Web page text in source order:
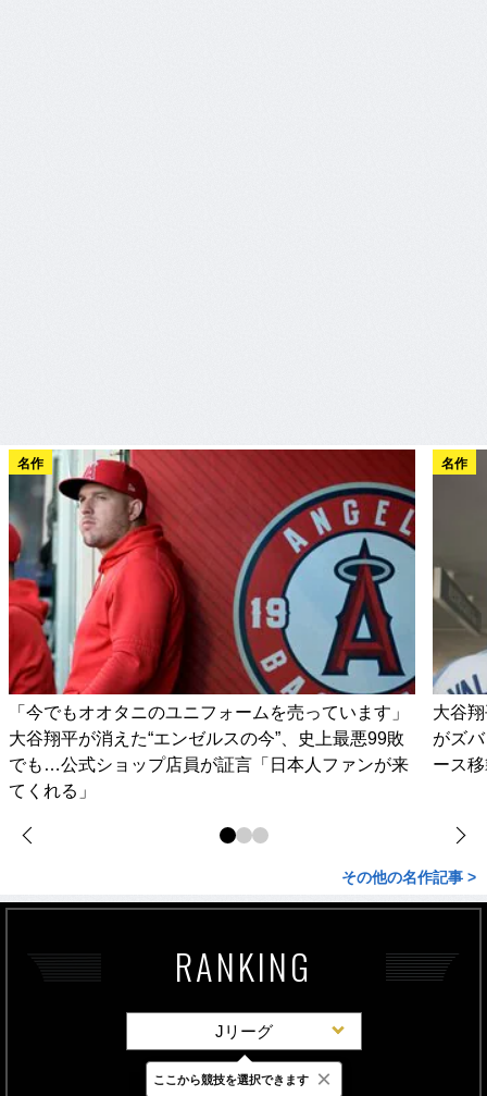
名作
「今でもオオタニのユニフォームを売っています」
大谷翔平が消えた“エンゼルスの今”、史上最悪99敗
でも…公式ショップ店員が証言「日本人ファンが来
てくれる」
名作
大谷
がズ
ース
その他の名作記事 >
RANKING
Jリーグ
最新 24時間 週間
ここから競技を選択できます ×